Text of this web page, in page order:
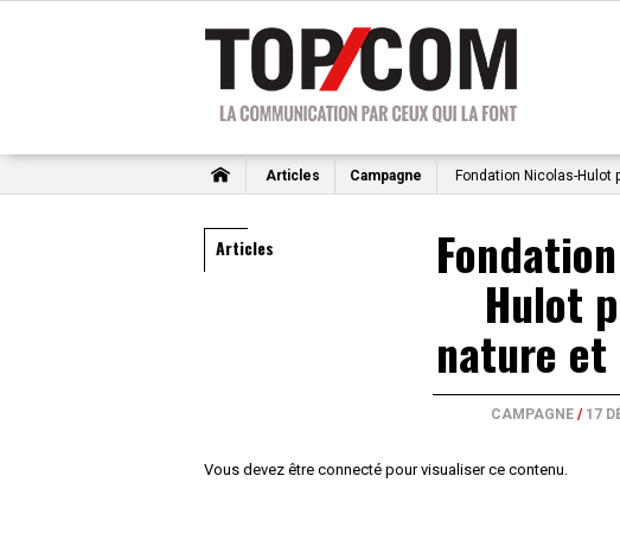
Articles Campagne Fondation Nicolas-Hulot
Articles
Hulot
nature et
CAMPAGNE/ 17
Vous devez être connecté pour visualiser ce contenu.